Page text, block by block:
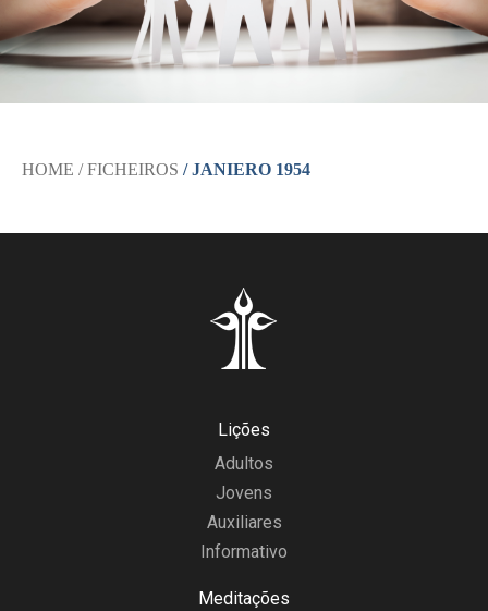
HOME / FICHEIROS / JANIERO 1954
Lições
Adultos
Jovens
Auxiliares
Informativo
Meditações